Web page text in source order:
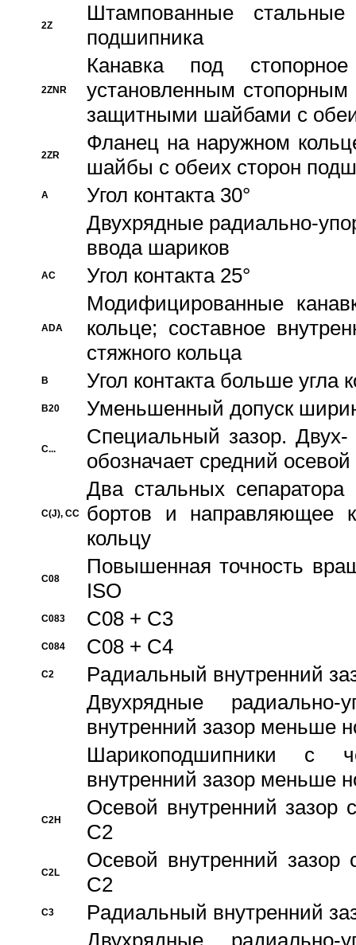
2Z
Штампованные
подшипника
2ZNR
Канавка под
установленным
защитными шайбами с
2ZR
Фланец на наружном
шайбы с обеих сторон
A
Угол контакта 30°
Двухрядные радиально-
ввода шариков
AC Угол контакта 25°
ADA
Модифицированные
кольце; составное
стяжного кольца
B Угол контакта больше угла
B20 Уменьшенный допуск
C...
Специальный зазор.
обозначает средний
C(J), CC
Два стальных сепаратора
бортов и направляющее
кольцу
C08
Повышенная точность
ISO
C083 C08 + C3
C084 C08 + C4
C2
Pадиальный внутренний
Двухрядные радиально-
внутренний зазор меньше
Шарикоподшипники с
внутренний зазор меньше
C2H
Осевой внутренний зазор
C2
C2L
Осевой внутренний зазор
C2
C3
Pадиальный внутренний
Двухрядные